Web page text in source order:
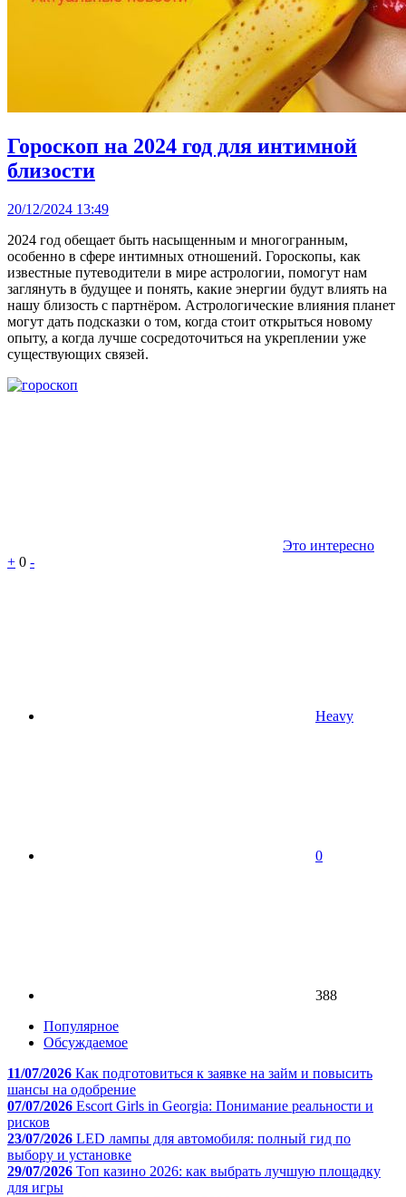
Гороскоп на 2024 год для интимной
близости
20/12/2024 13:49
2024 год обещает быть насыщенным и многогранным,
особенно в сфере интимных отношений. Гороскопы, как
известные путеводители в мире астрологии, помогут нам
заглянуть в будущее и понять, какие энергии будут влиять на
нашу близость с партнёром. Астрологические влияния планет
могут дать подсказки о том, когда стоит открыться новому
опыту, а когда лучше сосредоточиться на укреплении уже
существующих связей.
Это интересно
+ 0 -
Heavy
0
388
Популярное
Обсуждаемое
11/07/2026 Как подготовиться к заявке на займ и повысить
шансы на одобрение
07/07/2026 Escort Girls in Georgia: Понимание реальности и
рисков
23/07/2026 LED лампы для автомобиля: полный гид по
выбору и установке
29/07/2026 Топ казино 2026: как выбрать лучшую площадку
для игры